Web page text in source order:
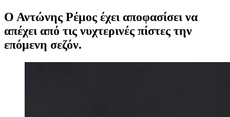
Ο Αντώνης Ρέμος έχει αποφασίσει να
απέχει από τις νυχτερινές πίστες την
επόμενη σεζόν.